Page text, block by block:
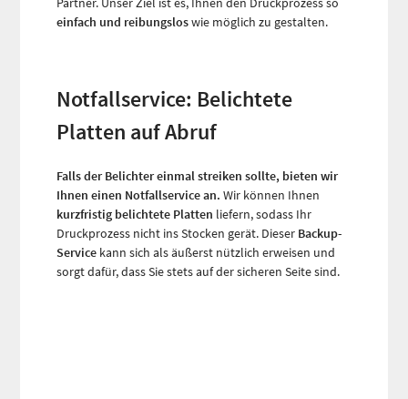
einfach und reibungsloswie möglich zu gestalten.
Notfallservice: Belichtete
Platten auf Abruf
Falls der Belichter einmal streiken sollte, bieten wir
Ihnen einen Notfallservice an. Wir können Ihnen
kurzfristig belichtete Platten liefern, sodass Ihr
Druckprozess nicht ins Stocken gerät. Dieser Backup-
Service kann sich als äußerst nützlich erweisen und
sorgt dafür, dass Sie stets auf der sicheren Seite sind.